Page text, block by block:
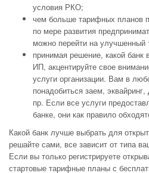
условия РКО;
чем больше тарифных планов
по мере развития
можно перейти на улучшенный
принимая решение, какой банк
ИП, акцентируйте свое
услуги организации. Вам в
понадобиться заем,
пр. Если все услуги
банке, они как правило
Какой банк лучше выбрать для
решайте сами, все зависит от типа
Если вы только регистрируете
стартовые тарифные планы с